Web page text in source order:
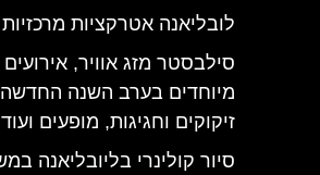
לובליאנה אטרקציות מרכזיות
סילבסטר מזג אוויר, אירועים
מיוחדים בערב השנה
זיקוקים וחגיגות, מופעים